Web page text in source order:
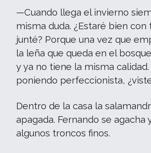
—Cuando llega el invierno
misma duda. ¿Estaré bien con
junté? Porque una vez que
la leña que queda en el
y ya no tiene la misma
poniendo perfeccionista,
Dentro de la casa la
apagada. Fernando se agacha
algunos troncos finos.